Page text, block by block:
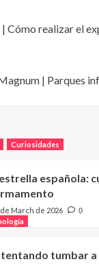
Cómo realizar el
| Parques
Curiosidades
española:
March de 2026 0
tumbar a